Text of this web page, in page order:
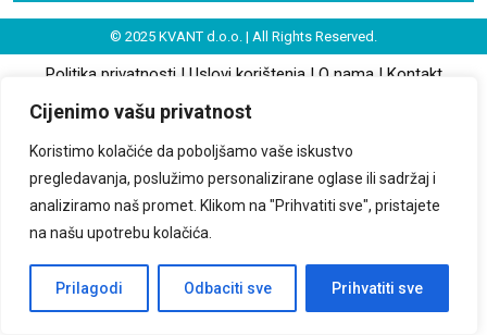
Cijenimo vašu privatnost
Koristimo kolačiće da poboljšamo vaše iskustvo
pregledavanja, poslužimo personalizirane oglase ili sadržaj i
analiziramo naš promet. Klikom na "Prihvatiti sve", pristajete
na našu upotrebu kolačića.
Prilagodi Odbaciti sve Prihvatiti sve
© 2025 KVANT d.o.o. | All Rights Reserved.
Politika privatnosti| Uslovi korištenja| O nama| Kontakt